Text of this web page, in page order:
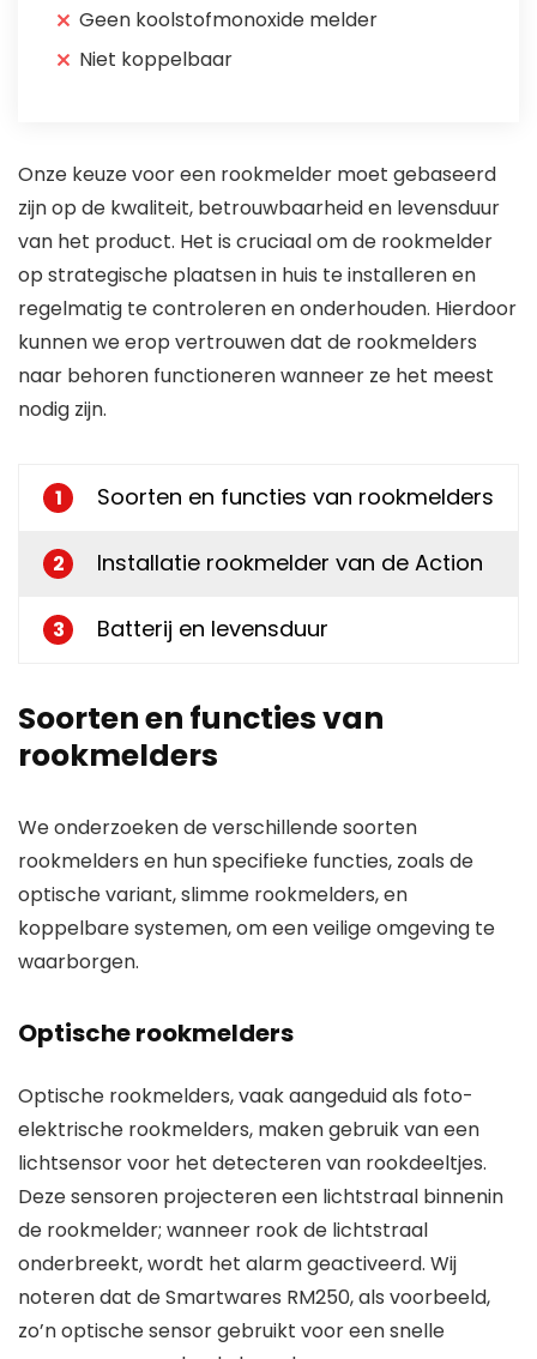
Geen koolstofmonoxide melder
Niet koppelbaar
Onze keuze voor een rookmelder moet gebaseerd
zijn op de kwaliteit, betrouwbaarheid en levensduur
van het product. Het is cruciaal om de rookmelder
op strategische plaatsen in huis te installeren en
regelmatig te controleren en onderhouden. Hierdoor
kunnen we erop vertrouwen dat de rookmelders
naar behoren functioneren wanneer ze het meest
nodig zijn.
1 Soorten en functies van rookmelders
2 Installatie rookmelder van de Action
3 Batterij en levensduur
Soorten en functies van
rookmelders
We onderzoeken de verschillende soorten
rookmelders en hun specifieke functies, zoals de
optische variant, slimme rookmelders, en
koppelbare systemen, om een veilige omgeving te
waarborgen.
Optische rookmelders
Optische rookmelders, vaak aangeduid als foto-
elektrische rookmelders, maken gebruik van een
lichtsensor voor het detecteren van rookdeeltjes.
Deze sensoren projecteren een lichtstraal binnenin
de rookmelder; wanneer rook de lichtstraal
onderbreekt, wordt het alarm geactiveerd. Wij
noteren dat de Smartwares RM250, als voorbeeld,
zo’n optische sensor gebruikt voor een snelle